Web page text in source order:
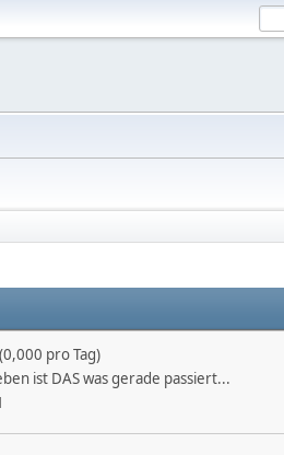
pro Tag)
ist DAS was gerade passiert...